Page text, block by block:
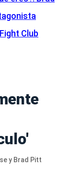
Club
y Brad Pitt